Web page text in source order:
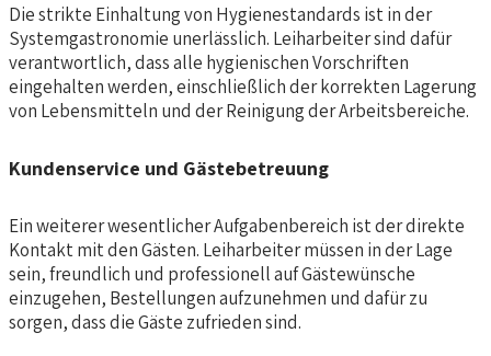
Die strikte Einhaltung von Hygienestandards ist in der
Systemgastronomie unerlässlich. Leiharbeiter sind dafür
verantwortlich, dass alle hygienischen Vorschriften
eingehalten werden, einschließlich der korrekten Lagerung
von Lebensmitteln und der Reinigung der Arbeitsbereiche.
Kundenservice und Gästebetreuung
Ein weiterer wesentlicher Aufgabenbereich ist der direkte
Kontakt mit den Gästen. Leiharbeiter müssen in der Lage
sein, freundlich und professionell auf Gästewünsche
einzugehen, Bestellungen aufzunehmen und dafür zu
sorgen, dass die Gäste zufrieden sind.